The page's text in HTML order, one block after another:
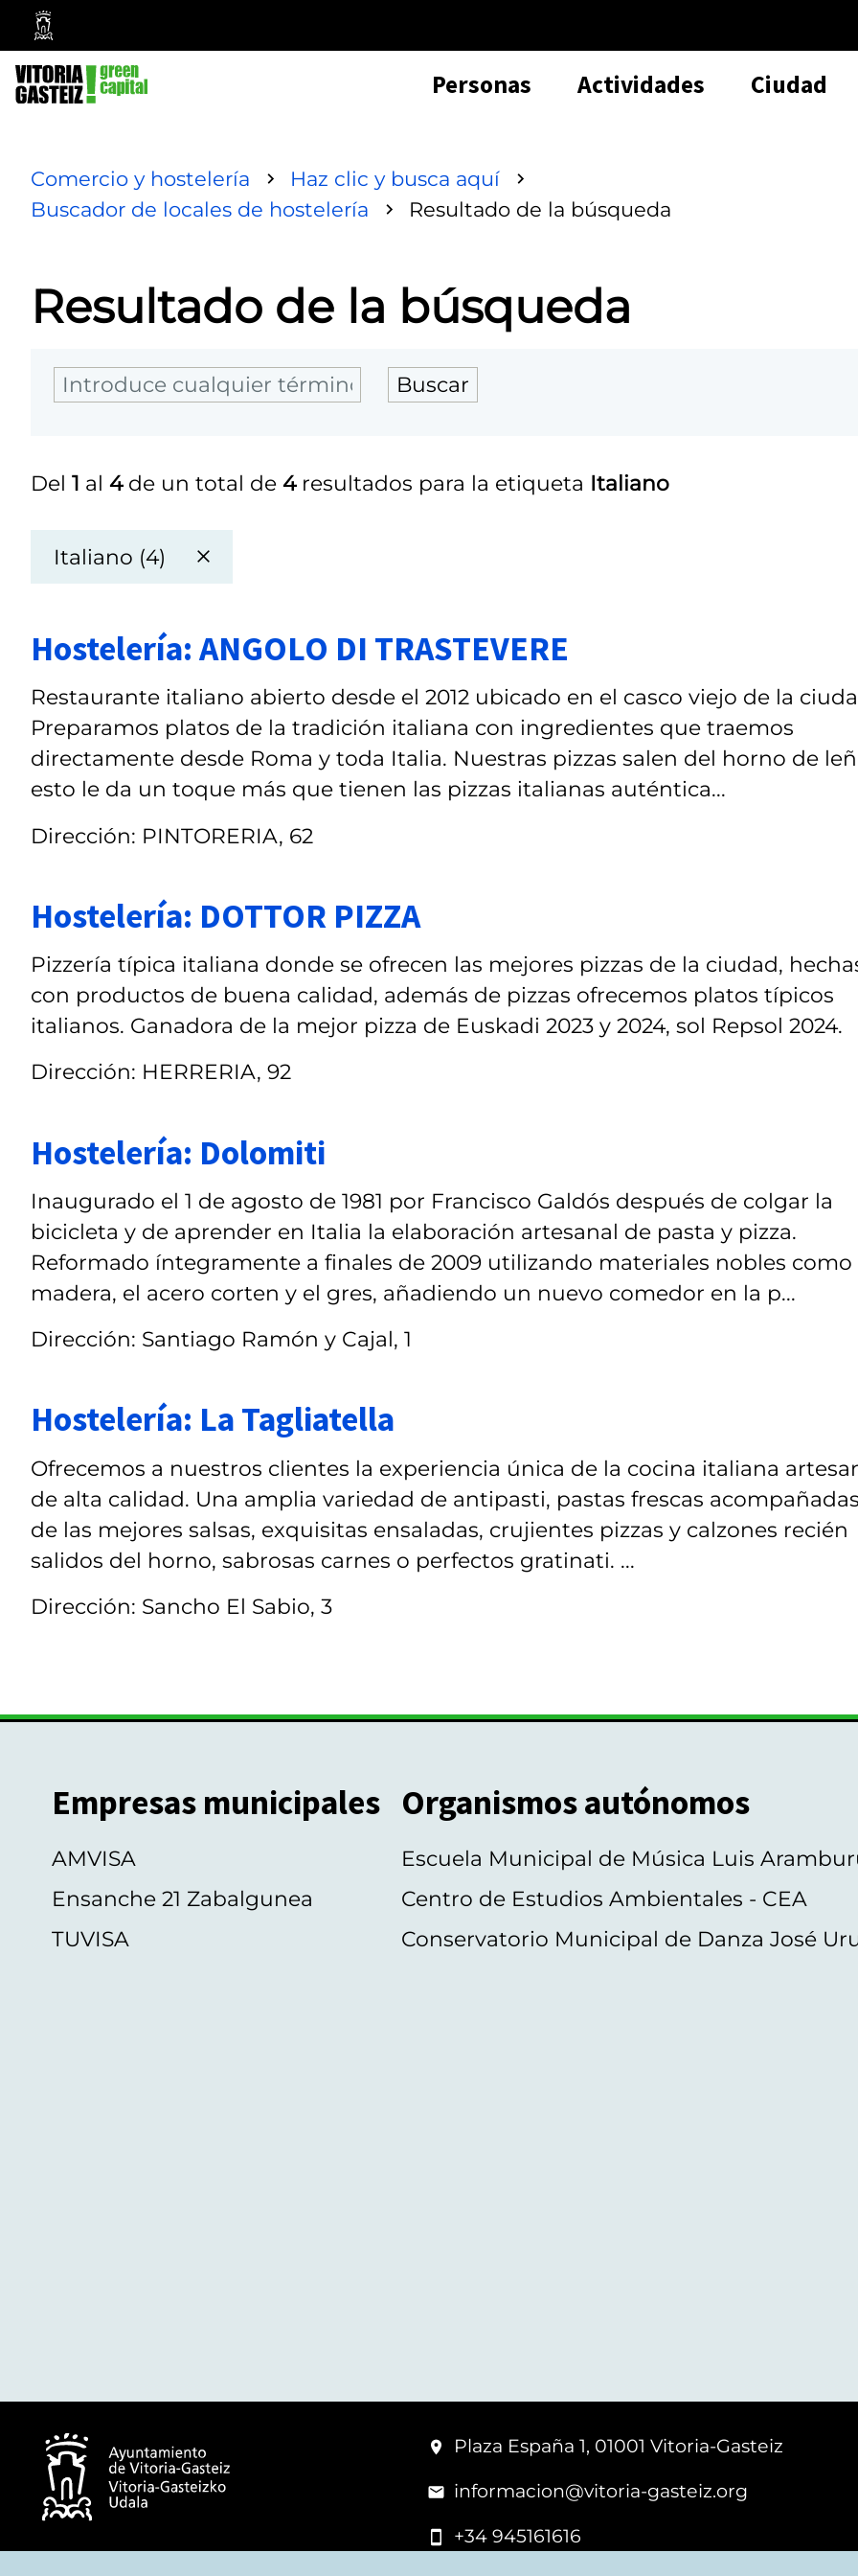
Ayuntamiento
Vitoria-
Gasteiz
Personas Actividades Ciudad
Comercio y hostelería
Haz clic y busca aquí
Buscador de locales de hostelería
Resultado de la búsqueda
Resultado de la búsqueda
Del 1 al 4de un total de 4resultados para la etiqueta Italiano
Italiano (4)
Hostelería: ANGOLO DI TRASTEVERE
Restaurante italiano abierto desde el 2012 ubicado en el casco viejo de la
Preparamos platos de la tradición italiana con ingredientes que traemos
directamente desde Roma y toda Italia. Nuestras pizzas salen del horno de
esto le da un toque más que tienen las pizzas italianas auténtica...
Dirección: PINTORERIA, 62
Hostelería: DOTTOR PIZZA
Pizzería típica italiana donde se ofrecen las mejores pizzas de la ciudad,
con productos de buena calidad, además de pizzas ofrecemos platos típicos
italianos. Ganadora de la mejor pizza de Euskadi 2023 y 2024, sol Repsol 2024.
Dirección: HERRERIA, 92
Hostelería: Dolomiti
Inaugurado el 1 de agosto de 1981 por Francisco Galdós después de colgar la
bicicleta y de aprender en Italia la elaboración artesanal de pasta y pizza.
Reformado íntegramente a finales de 2009 utilizando materiales nobles como
madera, el acero corten y el gres, añadiendo un nuevo comedor en la p...
Dirección: Santiago Ramón y Cajal, 1
Hostelería: La Tagliatella
Ofrecemos a nuestros clientes la experiencia única de la cocina italiana
de alta calidad. Una amplia variedad de antipasti, pastas frescas
de las mejores salsas, exquisitas ensaladas, crujientes pizzas y calzones recién
salidos del horno, sabrosas carnes o perfectos gratinati. ...
Dirección: Sancho El Sabio, 3
Empresas municipales
AMVISA
Ensanche 21 Zabalgunea
TUVISA
Organismos autónomos
Escuela Municipal de Música Luis
Centro de Estudios Ambientales - CEA
Conservatorio Municipal de Danza José
Plaza España 1, 01001 Vitoria-Gasteiz
informacion@vitoria-gasteiz.org
+34 945161616